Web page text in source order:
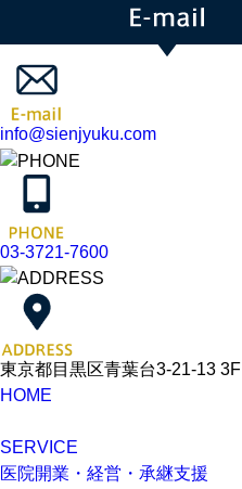
info@sienjyuku.com
03-3721-7600
東京都目黒区青葉台3-21-13 3F
HOME
SERVICE
医院開業・経営・承継支援